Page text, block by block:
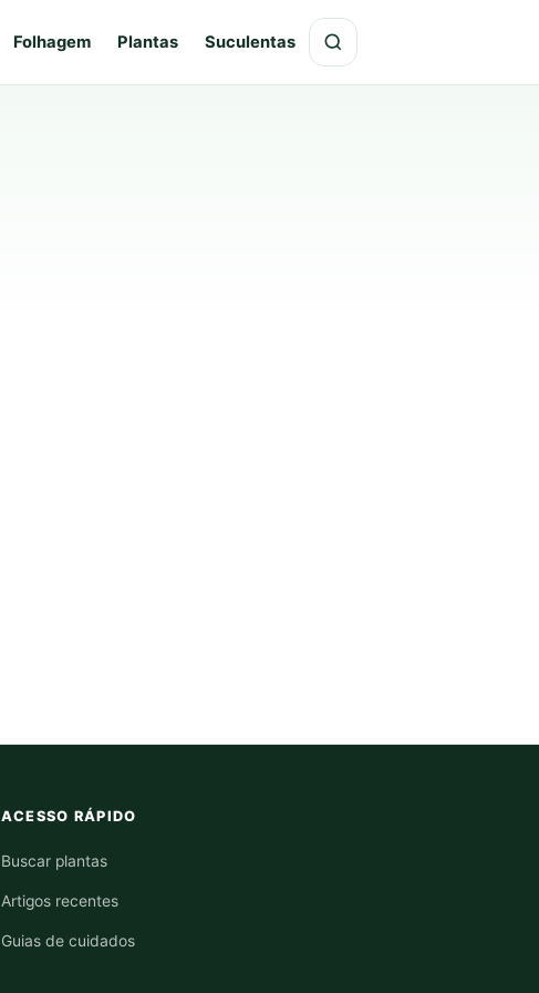
Folhagem Plantas Suculentas
ACESSO RÁPIDO
Buscar plantas
Artigos recentes
Guias de cuidados